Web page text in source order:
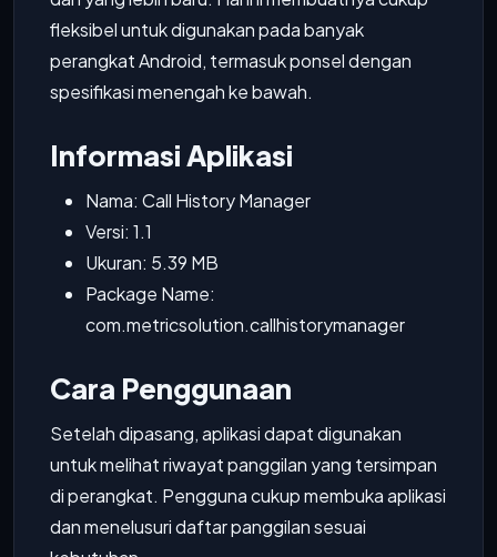
fleksibel untuk digunakan pada banyak
perangkat Android, termasuk ponsel dengan
spesifikasi menengah ke bawah.
Informasi Aplikasi
Nama: Call History Manager
Versi: 1.1
Ukuran: 5.39 MB
Package Name:
com.metricsolution.callhistorymanager
Cara Penggunaan
Setelah dipasang, aplikasi dapat digunakan
untuk melihat riwayat panggilan yang tersimpan
di perangkat. Pengguna cukup membuka aplikasi
dan menelusuri daftar panggilan sesuai